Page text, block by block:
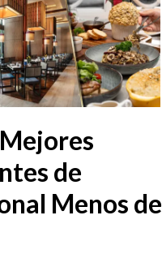
de
Menos de